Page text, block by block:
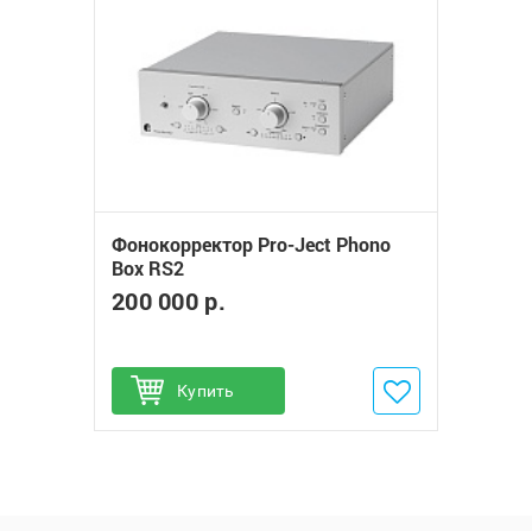
Фонокорректор Pro-Ject Phono
Box RS2
200 000 р.
Купить
Добавить в избранное